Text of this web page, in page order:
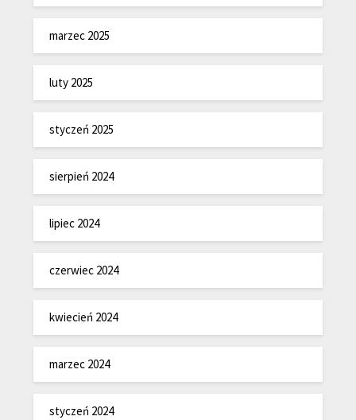
marzec 2025
luty 2025
styczeń 2025
sierpień 2024
lipiec 2024
czerwiec 2024
kwiecień 2024
marzec 2024
styczeń 2024